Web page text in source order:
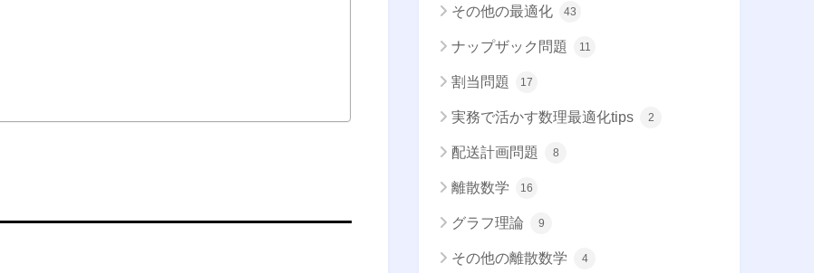
その他の最適化 43
ナップザック問題 11
割当問題 17
実務で活かす数理最適化tips 2
配送計画問題 8
離散数学 16
グラフ理論 9
その他の離散数学 4